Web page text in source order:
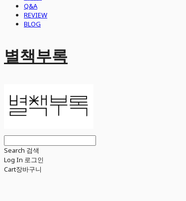
Q&A
REVIEW
BLOG
별책부록
Search 검색
Log In 로그인
Cart장바구니